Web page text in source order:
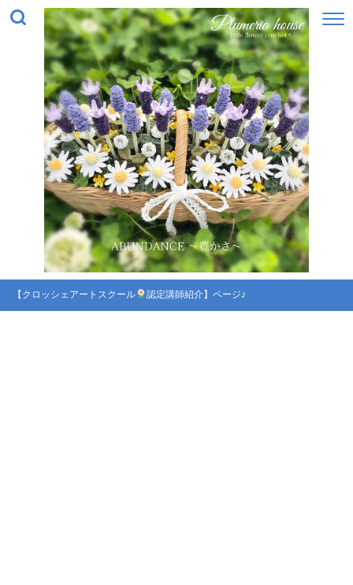
【クロッシェアートスクール 認定講師紹介】ページ♪